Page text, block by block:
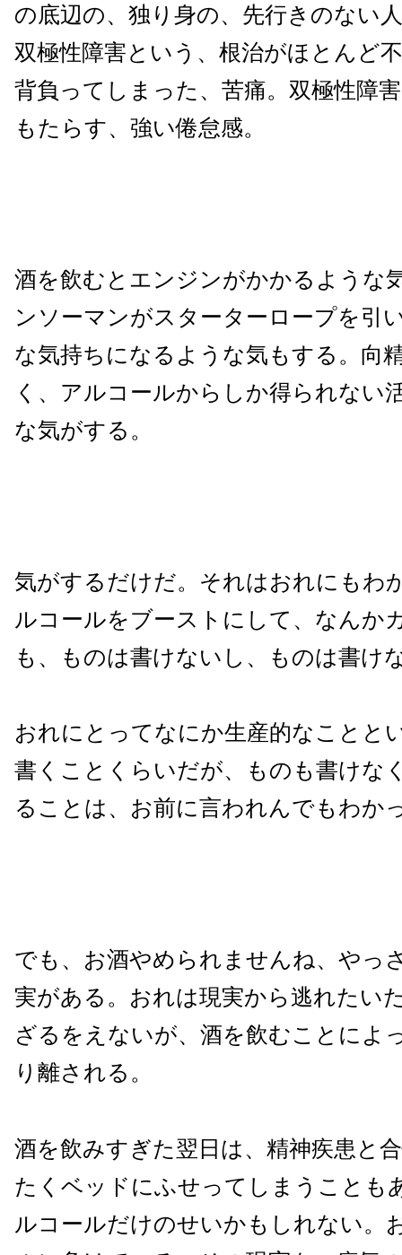
の底辺の、独り身の、先行きのない
双極性障害という、根治がほとんど
背負ってしまった、苦痛。双極性障
もたらす、強い倦怠感。
酒を飲むとエンジンがかかるような
ンソーマンがスターターロープを引
な気持ちになるような気もする。向
く、アルコールからしか得られない
な気がする。
気がするだけだ。それはおれにもわ
ルコールをブーストにして、なんか
も、ものは書けないし、ものは書け
おれにとってなにか生産的なことと
書くことくらいだが、ものも書けな
ることは、お前に言われんでもわか
でも、お酒やめられませんね、やっ
実がある。おれは現実から逃れたい
ざるをえないが、酒を飲むことによ
り離される。
酒を飲みすぎた翌日は、精神疾患と
たくベッドにふせってしまうことも
ルコールだけのせいかもしれない。